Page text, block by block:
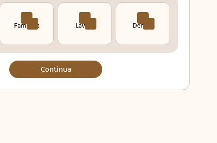
Famiglia Lavoro Denaro
Continua